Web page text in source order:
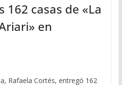
162 casas de «La
en
Rafaela Cortés, entregó 162